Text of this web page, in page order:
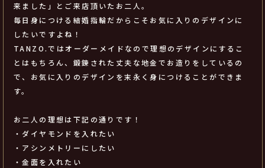
来ました」とご来店頂いたお二人。
毎日身につける結婚指輪だからこそお気に入りのデザインに
したいですよね！
TANZO.ではオーダーメイドなので理想のデザインにするこ
とはもちろん、鍛錬された丈夫な地金でお造りをしているの
で、お気に入りのデザインを末永く身につけることができま
す。
お二人の理想は下記の通りです！
・ダイヤモンドを入れたい
・アシンメトリーにしたい
・金面を入れたい